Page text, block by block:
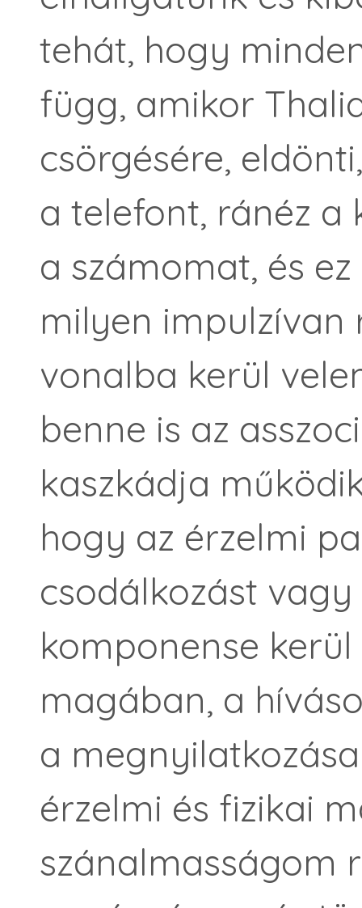
tehát, hogy
függ, amikor
csörgésére,
a telefont, ránéz a
a számomat, és
milyen impulzívan
vonalba kerül
benne is az
kaszkádja
hogy az érzelmi
csodálkozást
komponense
magában, a
a
érzelmi és fizikai
szánalmasságom